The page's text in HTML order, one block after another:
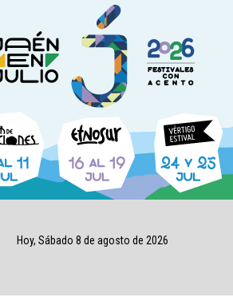
Hoy, Sábado 8 de agosto de 2026